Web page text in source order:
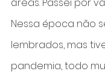
áreas. Passei por
Nessa época não
lembrados, mas
pandemia, todo